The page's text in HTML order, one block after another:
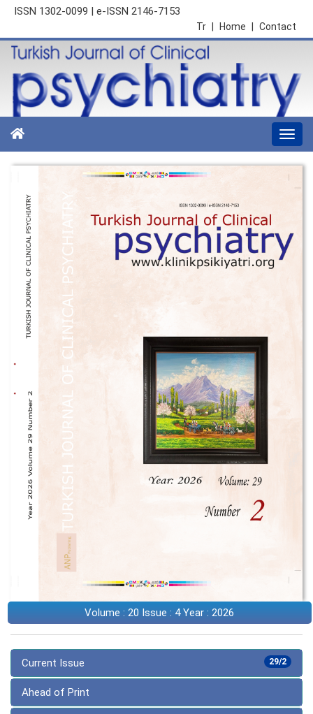
ISSN 1302-0099 | e-ISSN 2146-7153
Contact
Home
Tr
Volume : 20 Issue : 4 Year : 2026
29/2
Current Issue
Ahead of Print